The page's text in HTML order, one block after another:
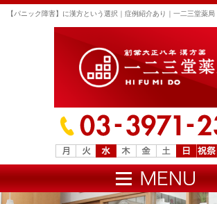
【パニック障害】に漢方という選択｜症例紹介あり｜一二三堂薬局